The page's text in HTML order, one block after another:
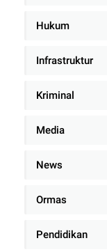
Hukum
Infrastruktur
Kriminal
Media
News
Ormas
Pendidikan